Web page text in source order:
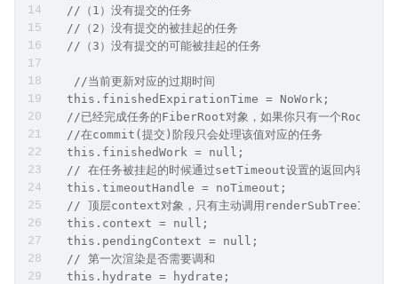
  //（1）没有提交的任务
  //（2）没有提交的被挂起的任务
  //（3）没有提交的可能被挂起的任务
   //当前更新对应的过期时间
  this.finishedExpirationTime = NoWork;
//已经完成任务的FiberRoot对象，如果你只有一个Root，
  //在commit(提交)阶段只会处理该值对应的任务
  this.finishedWork = null;
// 在任务被挂起的时候通过setTimeout设置的返回内容，
  this.timeoutHandle = noTimeout;
// 顶层context对象，只有主动调用
  this.context = null;
  this.pendingContext = null;
  // 第一次渲染是否需要调和
  this.hydrate = hydrate;